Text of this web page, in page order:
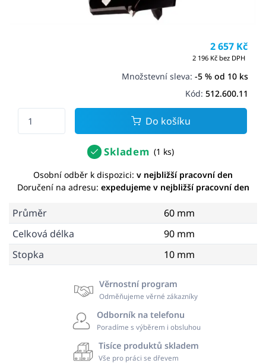
2 657 Kč
2 196 Kč bez DPH
Množstevní sleva: -5 % od 10 ks
Kód: 512.600.11
Do košíku
Skladem (1 ks)
Osobní odběr k dispozici: v nejbližší pracovní den
Doručení na adresu: expedujeme v nejbližší pracovní den
Průměr
60 mm
Celková délka
90 mm
Stopka
10 mm
Věrnostní program
Odměňujeme věrné zákazníky
Odborník na telefonu
Poradíme s výběrem i obsluhou
Tisíce produktů skladem
Vše pro práci se dřevem